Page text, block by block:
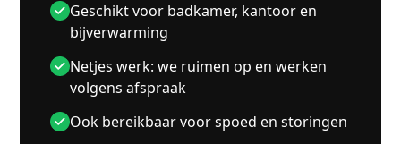
Geschikt voor badkamer, kantoor en
bijverwarming
Netjes werk: we ruimen op en werken
volgens afspraak
Ook bereikbaar voor spoed en storingen